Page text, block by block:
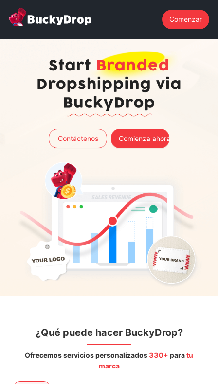
Comenzar
Comienza el Dropshipping de
Marca a través de BuckyDrop
Contáctenos Comienza ahora
¿Qué puede hacer BuckyDrop?
Ofrecemos servicios personalizados 330+ paratu
marca